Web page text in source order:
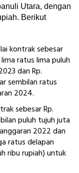
Utara, dengan
Berikut
kontrak sebesar
ratus lima puluh
dan Rp.
sembilan ratus
2024.
sebesar Rp.
puluh tujuh juta
2022 dan
ratus delapan
ribu rupiah) untuk